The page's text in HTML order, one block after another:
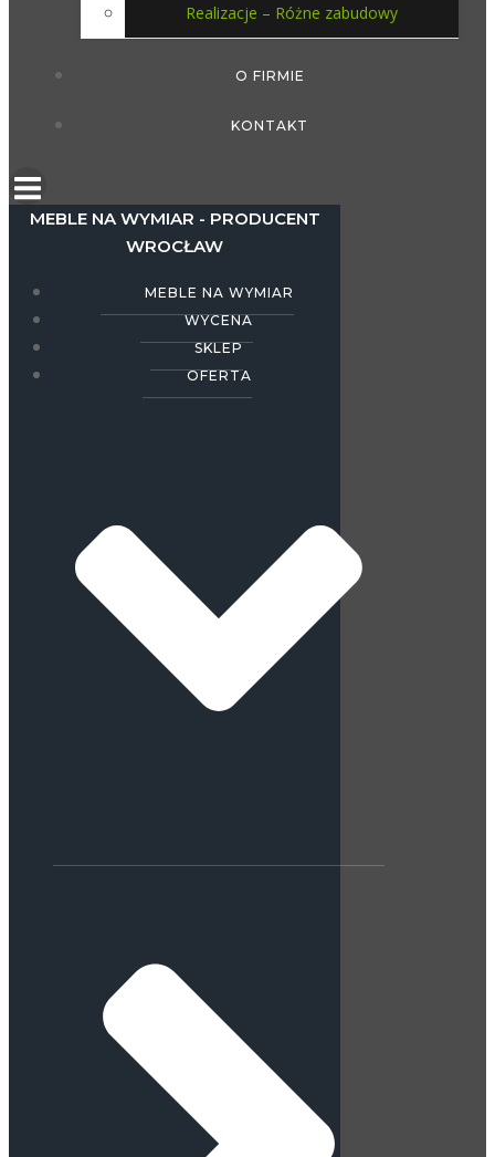
Realizacje – Różne zabudowy
O FIRMIE
KONTAKT
MEBLE NA WYMIAR - PRODUCENT
WROCŁAW
MEBLE NA WYMIAR
WYCENA
SKLEP
OFERTA